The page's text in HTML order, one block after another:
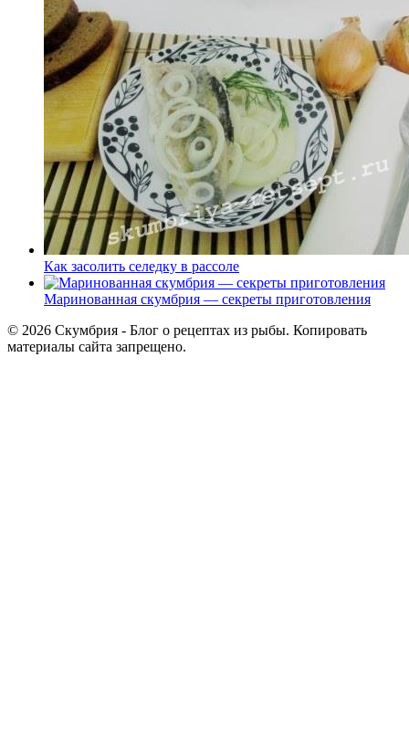
Как засолить селедку в рассоле
Маринованная скумбрия — секреты приготовления
© 2026 Скумбрия - Блог о рецептах из рыбы. Копировать
материалы сайта запрещено.